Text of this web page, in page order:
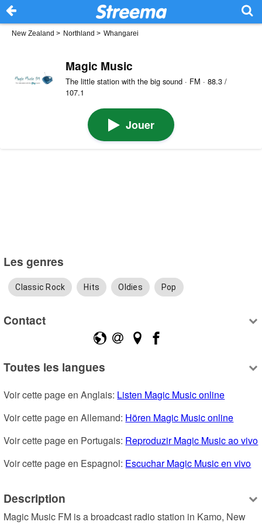
New Zealand > Northland > Whangarei
Magic Music
The little station with the big sound · FM · 88.3 /
107.1
Jouer
Les genres
Classic Rock Hits Oldies Pop
Contact
Toutes les langues
Voir cette page en Anglais: Listen Magic Music online
Voir cette page en Allemand: Hören Magic Music online
Voir cette page en Portugais: Reproduzir Magic Music ao vivo
Voir cette page en Espagnol: Escuchar Magic Music en vivo
Description
Magic Music FM is a broadcast radio station in Kamo, New